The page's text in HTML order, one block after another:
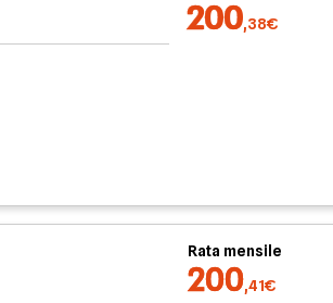
200,38€
Rata mensile
200,41€